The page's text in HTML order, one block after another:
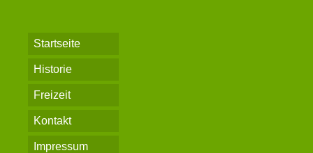
Startseite
Historie
Freizeit
Kontakt
Impressum